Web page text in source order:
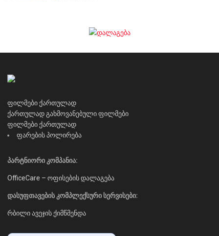
ფილმები ქართულად
ქართულად გახმოვანებული ფილმები
ფილმები ქართულად
ფარების პოლირება
პარტნიორი კომპანია:
OfficeCare – ოფისების დალაგება
დასუფთავების კომპლექსური სერვისები:
რბილი ავეჯის ქიმწმენდა